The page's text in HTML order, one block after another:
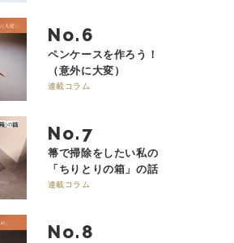
No.
ペンケースを作ろう！
（意外に大変）
連載コラム
No.
箒で掃除をしたい私の
「ちりとりの箱」の話
連載コラム
No.